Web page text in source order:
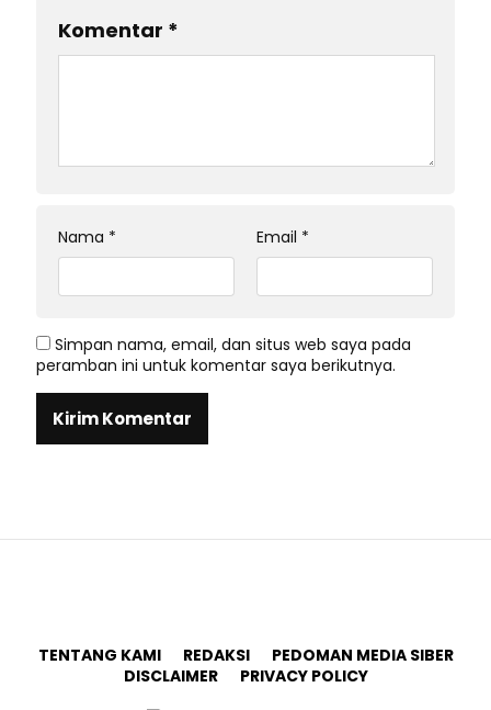
Komentar *
Nama * Email *
Simpan nama, email, dan situs web saya pada
peramban ini untuk komentar saya berikutnya.
TENTANG KAMI REDAKSI
PEDOMAN MEDIA SIBER
DISCLAIMER
PRIVACY POLICY